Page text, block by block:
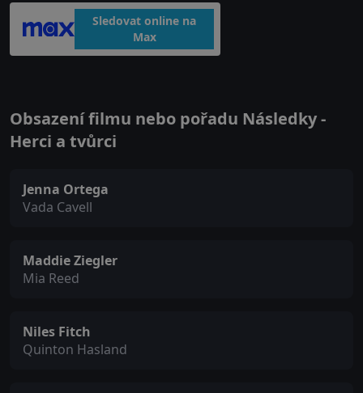
Sledovat online na
Max
Obsazení filmu nebo pořadu Následky -
Herci a tvůrci
Jenna Ortega
Vada Cavell
Maddie Ziegler
Mia Reed
Niles Fitch
Quinton Hasland